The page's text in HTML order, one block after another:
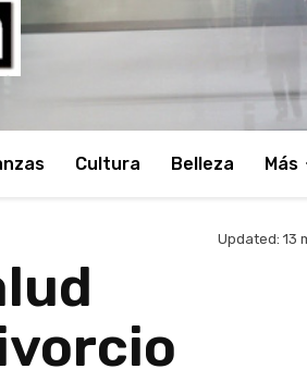
Cultura Belleza Más
Updated: 13